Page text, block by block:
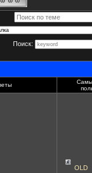
Поиск:
OLD